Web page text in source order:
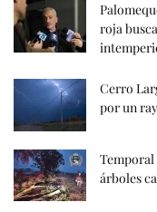
roja
Cerro
por un
árboles